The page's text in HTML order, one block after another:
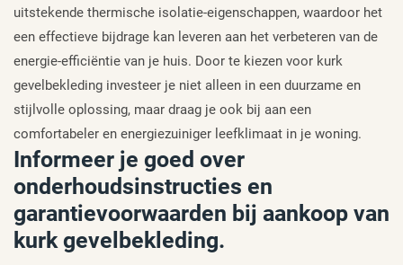
uitstekende thermische isolatie-eigenschappen, waardoor het
een effectieve bijdrage kan leveren aan het verbeteren van de
energie-efficiëntie van je huis. Door te kiezen voor kurk
gevelbekleding investeer je niet alleen in een duurzame en
stijlvolle oplossing, maar draag je ook bij aan een
comfortabeler en energiezuiniger leefklimaat in je woning.
Informeer je goed over
onderhoudsinstructies en
garantievoorwaarden bij aankoop van
kurk gevelbekleding.